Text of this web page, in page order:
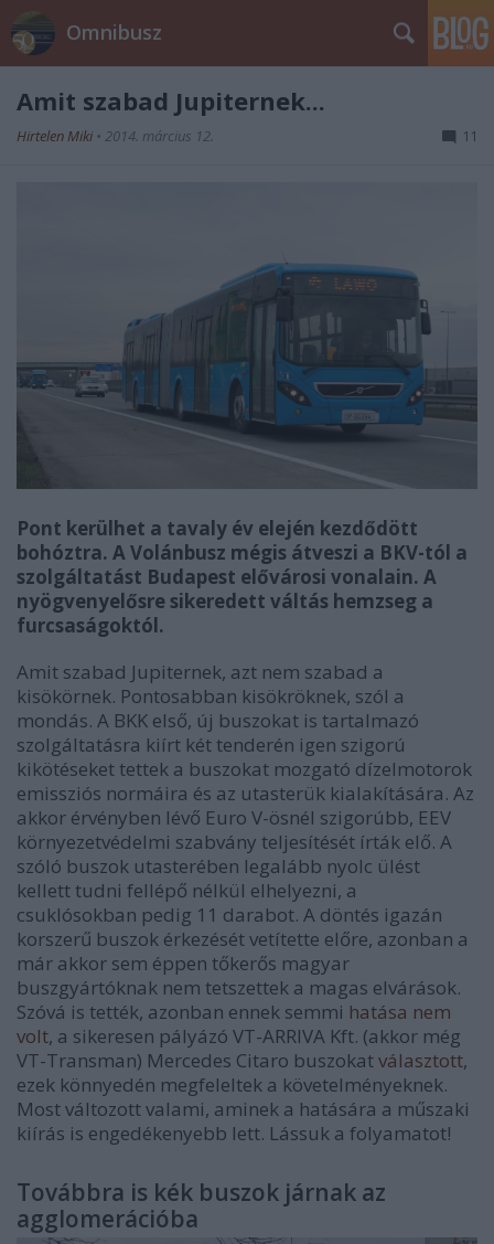
Omnibusz
Amit szabad Jupiternek...
Hirtelen Miki • 2014. március 12. 11
Pont kerülhet a tavaly év elején kezdődött
bohóztra. A Volánbusz mégis átveszi a BKV-tól a
szolgáltatást Budapest elővárosi vonalain. A
nyögvenyelősre sikeredett váltás hemzseg a
furcsaságoktól.
Amit szabad Jupiternek, azt nem szabad a
kisökörnek. Pontosabban kisökröknek, szól a
mondás. A BKK első, új buszokat is tartalmazó
szolgáltatásra kiírt két tenderén igen szigorú
kikötéseket tettek a buszokat mozgató dízelmotorok
emissziós normáira és az utasterük kialakítására. Az
akkor érvényben lévő Euro V-ösnél szigorúbb, EEV
környezetvédelmi szabvány teljesítését írták elő. A
szóló buszok utasterében legalább nyolc ülést
kellett tudni fellépő nélkül elhelyezni, a
csuklósokban pedig 11 darabot. A döntés igazán
korszerű buszok érkezését vetítette előre, azonban a
már akkor sem éppen tőkerős magyar
buszgyártóknak nem tetszettek a magas elvárások.
Szóvá is tették, azonban ennek semmi hatása nem
volt, a sikeresen pályázó VT-ARRIVA Kft. (akkor még
VT-Transman) Mercedes Citaro buszokatválasztott,
ezek könnyedén megfeleltek a követelményeknek.
Most változott valami, aminek a hatására a műszaki
kiírás is engedékenyebb lett. Lássuk a folyamatot!
Továbbra is kék buszok járnak az
agglomerációba